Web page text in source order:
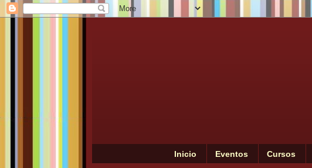
Inicio Eventos Cursos